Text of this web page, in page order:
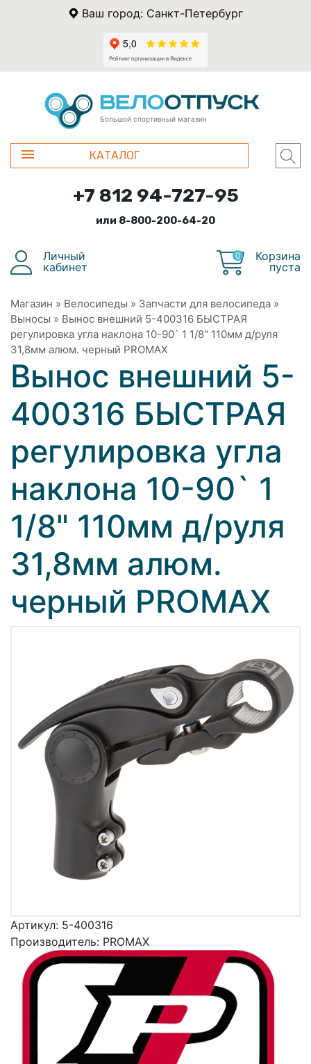
Ваш город: Санкт-Петербург
Большой спортивный магазин
КАТАЛОГ
+7 812 94-727-95
или 8-800-200-64-20
Личный
кабинет
0
Корзина
пуста
Магазин » Велосипеды » Запчасти для велосипеда »
Выносы » Вынос внешний 5-400316 БЫСТРАЯ
регулировка угла наклона 10-90` 1 1/8" 110мм д/руля
31,8мм алюм. черный PROMAX
Вынос внешний 5-
400316 БЫСТРАЯ
регулировка угла
наклона 10-90` 1
1/8" 110мм д/руля
31,8мм алюм.
черный PROMAX
Артикул: 5-400316
Производитель: PROMAX